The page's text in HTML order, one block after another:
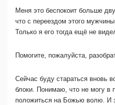
Меня это беспокоит больше
что с переездом этого
Только я его тогда ещё не
Помогите, пожалуйста,
Сейчас буду стараться вновь
блоки. Понимаю, что не могу в
положиться на Божью волю. И